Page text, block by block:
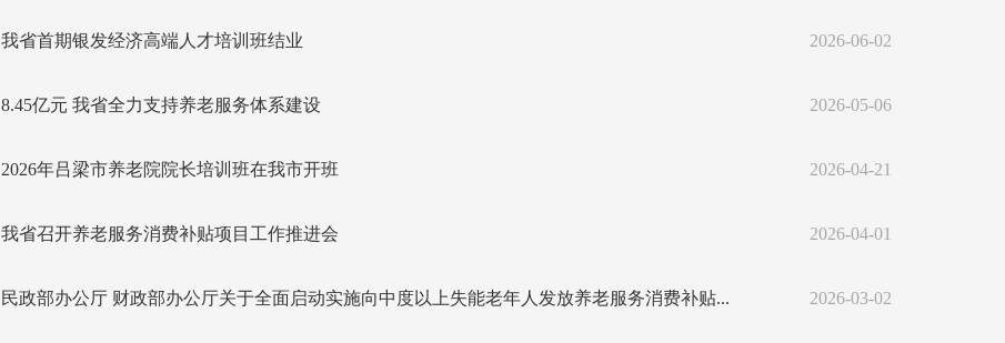
我省首期银发经济高端人才培训班结业 2026-06-02
8.45亿元 我省全力支持养老服务体系建设 2026-05-06
2026年吕梁市养老院院长培训班在我市开班 2026-04-21
我省召开养老服务消费补贴项目工作推进会 2026-04-01
民政部办公厅 财政部办公厅关于全面启动实施向中度以上失能老年人发放养老服务消费补贴... 2026-03-02